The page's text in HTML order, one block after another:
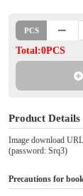
PCS
Total:0PCS
Product Details
Image download
(password: Srq3)
Precautions for